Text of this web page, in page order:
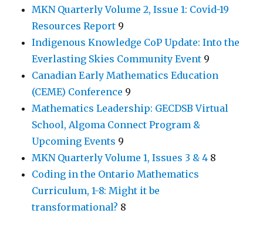
MKN Quarterly Volume 2, Issue 1: Covid-19
Resources Report 9
Indigenous Knowledge CoP Update: Into the
Everlasting Skies Community Event 9
Canadian Early Mathematics Education
(CEME) Conference 9
Mathematics Leadership: GECDSB Virtual
School, Algoma Connect Program &
Upcoming Events 9
MKN Quarterly Volume 1, Issues 3 & 4 8
Coding in the Ontario Mathematics
Curriculum, 1-8: Might it be
transformational? 8